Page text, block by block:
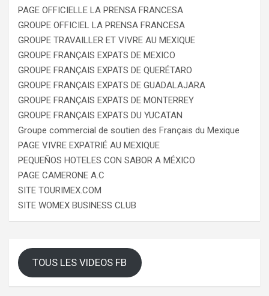
PAGE OFFICIELLE LA PRENSA FRANCESA
GROUPE OFFICIEL LA PRENSA FRANCESA
GROUPE TRAVAILLER ET VIVRE AU MEXIQUE
GROUPE FRANÇAIS EXPATS DE MEXICO
GROUPE FRANÇAIS EXPATS DE QUERÉTARO
GROUPE FRANÇAIS EXPATS DE GUADALAJARA
GROUPE FRANÇAIS EXPATS DE MONTERREY
GROUPE FRANÇAIS EXPATS DU YUCATAN
Groupe commercial de soutien des Français du Mexique
PAGE VIVRE EXPATRIÉ AU MEXIQUE
PEQUEÑOS HOTELES CON SABOR A MÉXICO
PAGE CAMERONE A.C
SITE TOURIMEX.COM
SITE WOMEX BUSINESS CLUB
TOUS LES VIDEOS FB